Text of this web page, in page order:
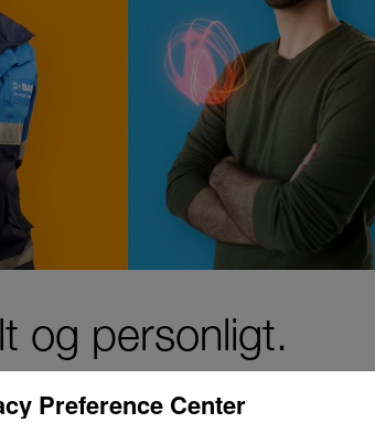
og personligt.
Preference Center